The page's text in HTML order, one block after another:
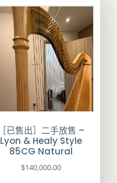
［已售出］二手放售 –
Lyon & Healy Style
85CG Natural
$140,000.00